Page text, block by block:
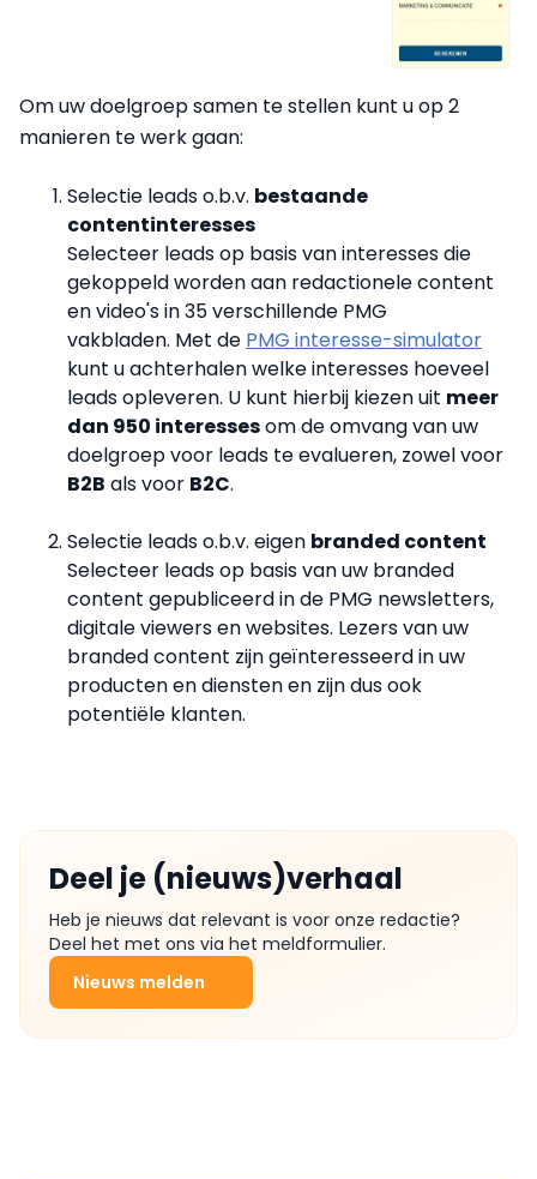
Om uw doelgroep samen te stellen kunt u op 2
manieren te werk gaan:
Selectie leads o.b.v. bestaande
contentinteresses
Selecteer leads op basis van interesses die
gekoppeld worden aan redactionele content
en video's in 35 verschillende PMG
vakbladen. Met de PMG interesse-simulator
kunt u achterhalen welke interesses hoeveel
leads opleveren. U kunt hierbij kiezen uit meer
dan 950 interessesom de omvang van uw
doelgroep voor leads te evalueren, zowel voor
B2B als voor B2C.
Selectie leads o.b.v. eigen branded content
Selecteer leads op basis van uw branded
content gepubliceerd in de PMG newsletters,
digitale viewers en websites. Lezers van uw
branded content zijn geïnteresseerd in uw
producten en diensten en zijn dus ook
potentiële klanten.
Deel je (nieuws)verhaal
Heb je nieuws dat relevant is voor onze redactie?
Deel het met ons via het meldformulier.
Nieuws melden